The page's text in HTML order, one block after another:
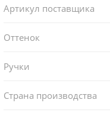
Артикул поставщика
Оттенок
Ручки
Страна производства